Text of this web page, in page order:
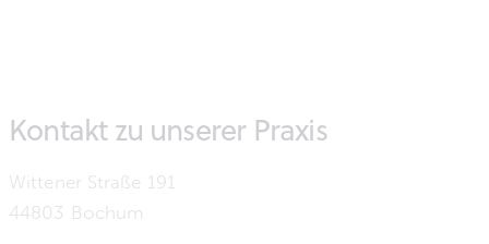
Kontakt zu unserer Praxis
Wittener Straße 191
44803 Bochum